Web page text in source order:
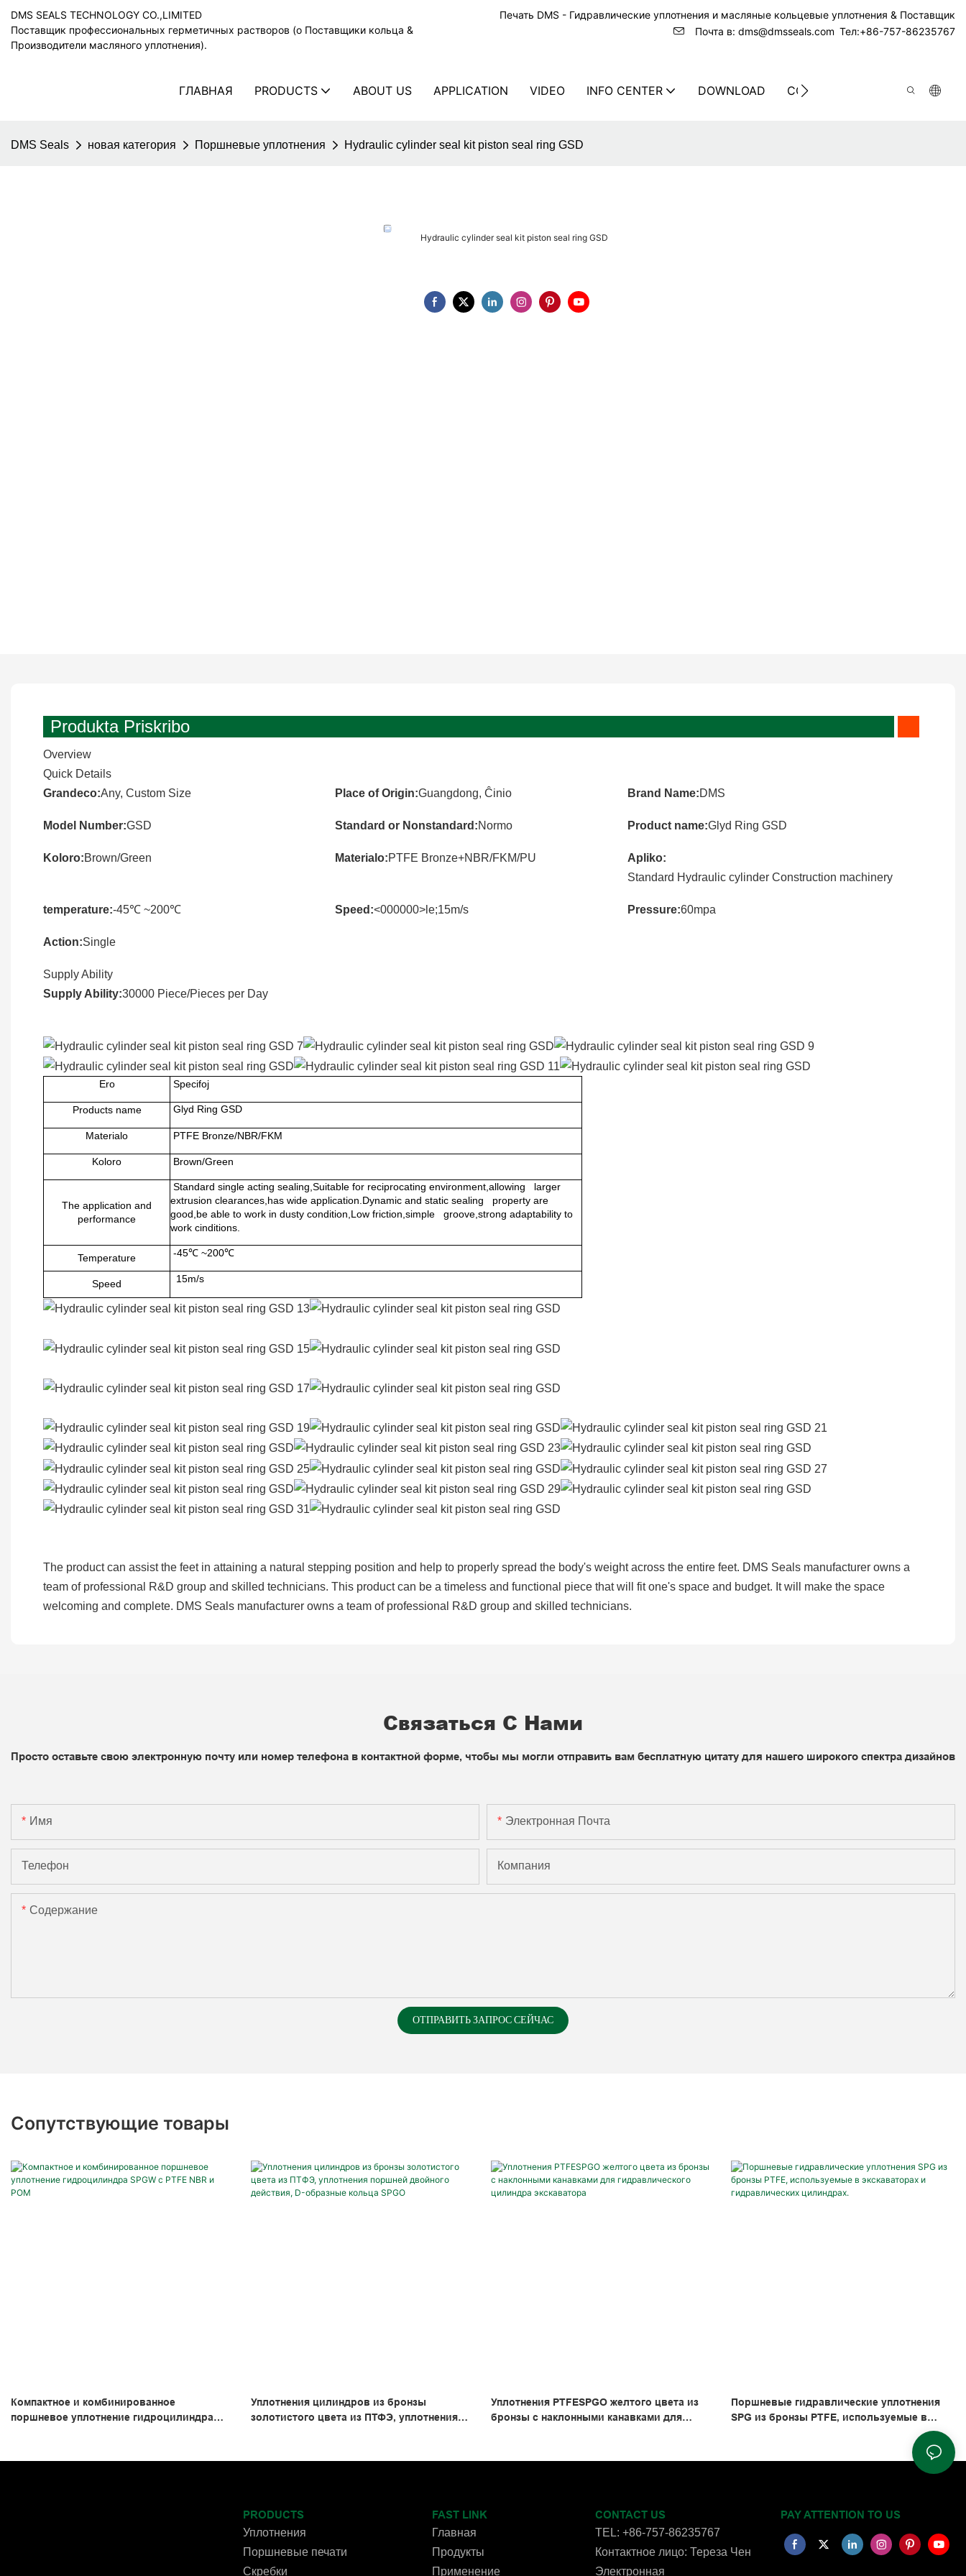
DMS SEALS TECHNOLOGY CO.,LIMITED
Поставщик профессиональных герметичных растворов (o Поставщики кольца &
Производители масляного уплотнения).
Печать DMS - Гидравлические уплотнения и масляные кольцевые уплотнения & Поставщик
Почта в: dms@dmsseals.com Тел:+86-757-86235767
ГЛАВНАЯ PRODUCTS ABOUT US APPLICATION VIDEO INFO CENTER DOWNLOAD CONTACT US
DMS Seals новая категория Поршневые уплотнения Hydraulic cylinder seal kit piston seal ring GSD
Hydraulic cylinder seal kit piston seal ring GSD
Produkta Priskribo
Overview
Quick Details
Grandeco:Any, Custom Size Place of Origin:Guangdong, Ĉinio Brand Name:DMS
Model Number:GSD Standard or Nonstandard:Normo Product name:Glyd Ring GSD
Koloro:Brown/Green Materialo:PTFE Bronze+NBR/FKM/PU
Apliko:
Standard Hydraulic cylinder Construction machinery
temperature:-45℃ ~200℃ Speed:<000000>le;15m/s Pressure:60mpa
Action:Single
Supply Ability
Supply Ability:30000 Piece/Pieces per Day
Ero Specifoj
Products name Glyd Ring GSD
Materialo PTFE Bronze/NBR/FKM
Koloro Brown/Green
The application and
performance
Standard single acting sealing,Suitable for reciprocating environment,allowing larger
extrusion clearances,has wide application.Dynamic and static sealing property are
good,be able to work in dusty condition,Low friction,simple groove,strong adaptability to
work cinditions.
Temperature -45℃ ~200℃
Speed 15m/s
The product can assist the feet in attaining a natural stepping position and help to properly spread the body's weight across the entire feet. DMS Seals manufacturer owns a
team of professional R&D group and skilled technicians. This product can be a timeless and functional piece that will fit one's space and budget. It will make the space
welcoming and complete. DMS Seals manufacturer owns a team of professional R&D group and skilled technicians.
Связаться С Нами
Просто оставьте свою электронную почту или номер телефона в контактной форме, чтобы мы могли отправить вам бесплатную цитату для нашего широкого спектра дизайнов
Имя Электронная Почта
Телефон Компания
Содержание
ОТПРАВИТЬ ЗАПРОС СЕЙЧАС
Сопутствующие товары
Компактное и комбинированное
поршневое уплотнение гидроцилиндра
Уплотнения цилиндров из бронзы
золотистого цвета из ПТФЭ, уплотнения
Уплотнения PTFESPGO желтого цвета из
бронзы с наклонными канавками для
Поршневые гидравлические уплотнения
SPG из бронзы PTFE, используемые в
PRODUCTS
Уплотнения
Поршневые печати
Скребки
FAST LINK
Главная
Продукты
Применение
CONTACT US
TEL: +86-757-86235767
Контактное лицо: Тереза ​​Чен
Электронная
PAY ATTENTION TO US